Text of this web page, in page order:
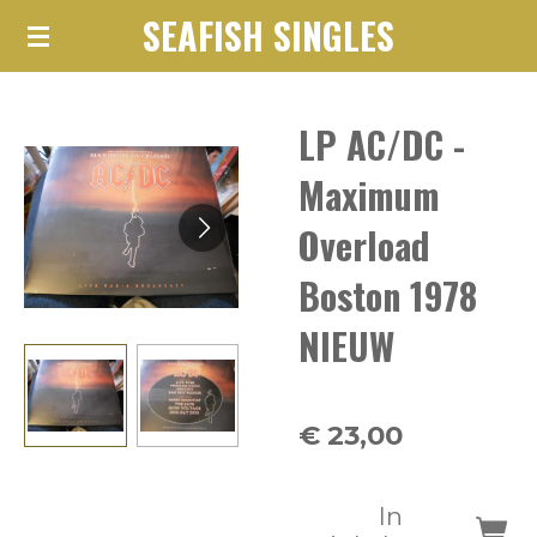
Ga
hoofdinhoud
SEAFISH SINGLES
LP AC/DC -
Maximum
Overload
Boston 1978
NIEUW
€ 23,00
In